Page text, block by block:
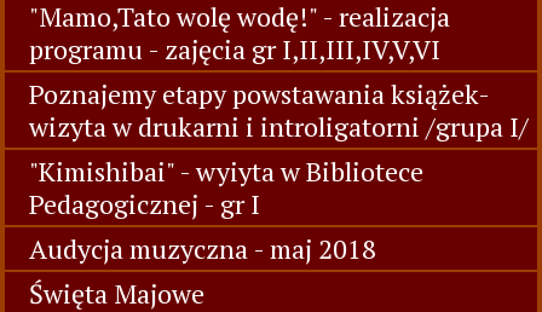
"Mamo,Tato wolę wodę!" - realizacja
programu - zajęcia gr I,II,III,IV,V,VI
Poznajemy etapy powstawania książek-
wizyta w drukarni i introligatorni /grupa I/
"Kimishibai" - wyiyta w Bibliotece
Pedagogicznej - gr I
Audycja muzyczna - maj 2018
Święta Majowe